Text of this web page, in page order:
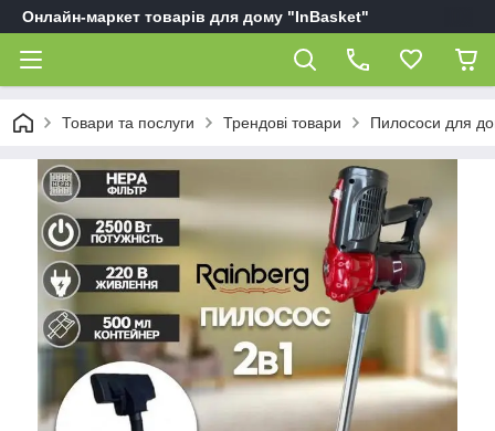
Онлайн-маркет товарів для дому "InBasket"
Товари та послуги Трендові товари Пилососи для